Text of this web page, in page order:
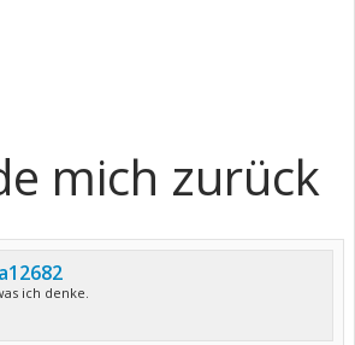
mich zurück
ich denke.